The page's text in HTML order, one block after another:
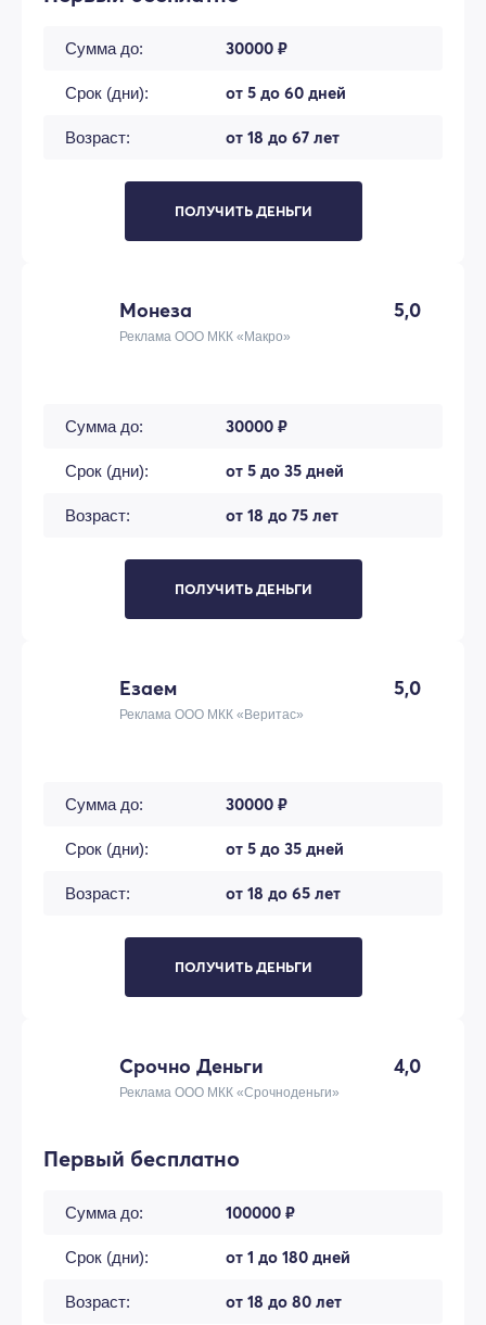
Сумма до: 30000 ₽
Срок (дни): от 5 до 60 дней
Возраст: от 18 до 67 лет
ПОЛУЧИТЬ ДЕНЬГИ
Монеза 5,0
Реклама ООО МКК «Макро»
Сумма до: 30000 ₽
Срок (дни): от 5 до 35 дней
Возраст: от 18 до 75 лет
ПОЛУЧИТЬ ДЕНЬГИ
Езаем 5,0
Реклама ООО МКК «Веритас»
Сумма до: 30000 ₽
Срок (дни): от 5 до 35 дней
Возраст: от 18 до 65 лет
ПОЛУЧИТЬ ДЕНЬГИ
Срочно Деньги 4,0
Реклама ООО МКК «Срочноденьги»
Первый бесплатно
Сумма до: 100000 ₽
Срок (дни): от 1 до 180 дней
Возраст: от 18 до 80 лет